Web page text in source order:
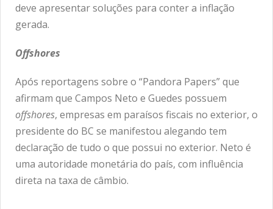
deve apresentar soluções para conter a inflação
gerada.
Offshores
Após reportagens sobre o “Pandora Papers” que
afirmam que Campos Neto e Guedes possuem
offshores, empresas em paraísos fiscais no exterior, o
presidente do BC se manifestou alegando tem
declaração de tudo o que possui no exterior. Neto é
uma autoridade monetária do país, com influência
direta na taxa de câmbio.